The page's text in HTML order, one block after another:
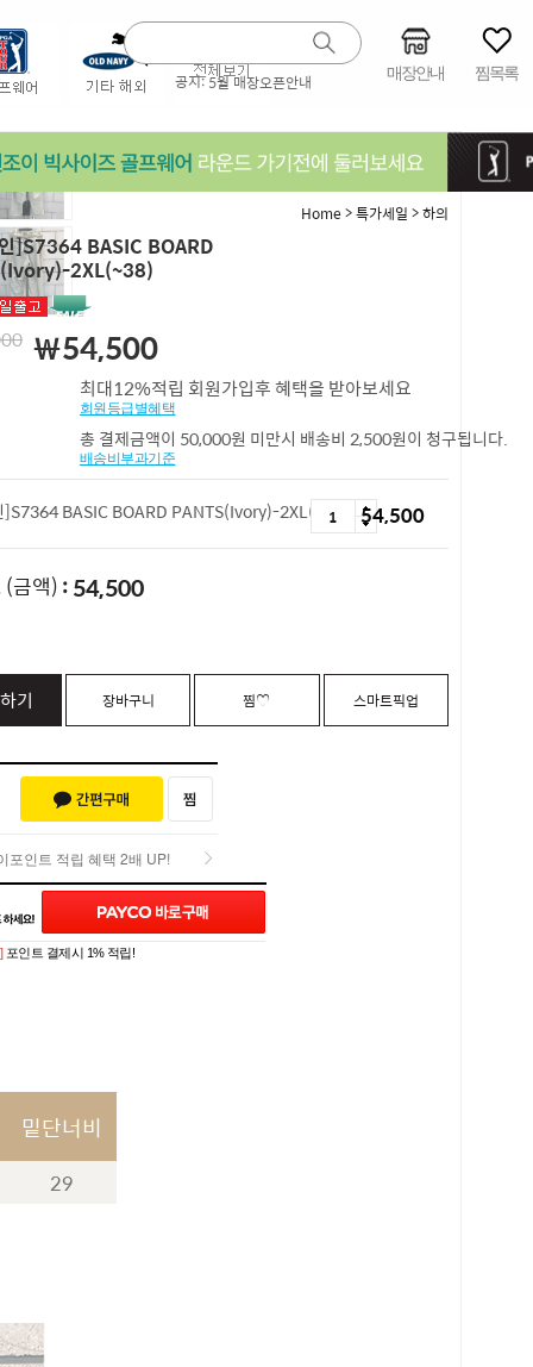
공지:5월 매장오픈안내 매장안내 찜목록
Home>특가세일 >하의
]S7364 BASIC BOARD
2XL(~38)
￦54,500
최대12%적립 회원가입후 혜택을 받아보세요
회원등급별혜택
총 결제금액이 50,000원 미만시 배송비 2,500원이 청구됩니다.
배송비부과기준
BASIC BOARD PANTS(Ivory)-2XL(~38) 54,500
(금액) 54,500
기 장바구니 찜♡ 스마트픽업
포인트 적립 혜택 2배 UP!
포인트 적립 혜택 2배 UP!
포인트 결제시 1% 적립!
(0)
밑단너비
29